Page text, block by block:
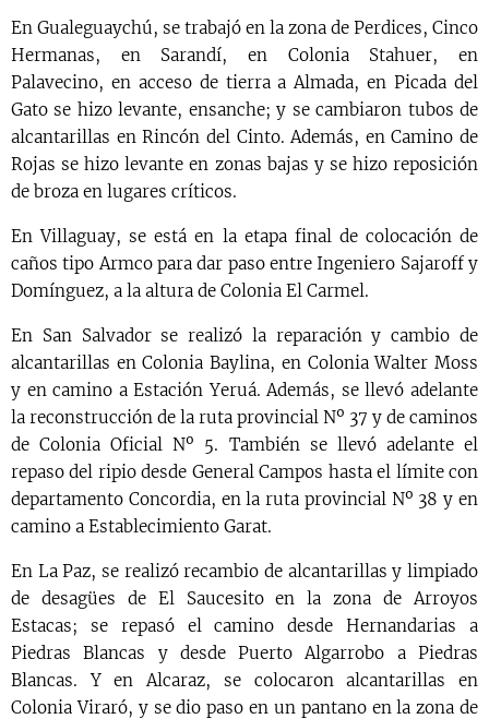
En Gualeguaychú, se trabajó en la zona de Perdices, Cinco
Hermanas, en Sarandí, en Colonia Stahuer, en
Palavecino, en acceso de tierra a Almada, en Picada del
Gato se hizo levante, ensanche; y se cambiaron tubos de
alcantarillas en Rincón del Cinto. Además, en Camino de
Rojas se hizo levante en zonas bajas y se hizo reposición
de broza en lugares críticos.
En Villaguay, se está en la etapa final de colocación de
caños tipo Armco para dar paso entre Ingeniero Sajaroff y
Domínguez, a la altura de Colonia El Carmel.
En San Salvador se realizó la reparación y cambio de
alcantarillas en Colonia Baylina, en Colonia Walter Moss
y en camino a Estación Yeruá. Además, se llevó adelante
la reconstrucción de la ruta provincial Nº 37 y de caminos
de Colonia Oficial Nº 5. También se llevó adelante el
repaso del ripio desde General Campos hasta el límite con
departamento Concordia, en la ruta provincial Nº 38 y en
camino a Establecimiento Garat.
En La Paz, se realizó recambio de alcantarillas y limpiado
de desagües de El Saucesito en la zona de Arroyos
Estacas; se repasó el camino desde Hernandarias a
Piedras Blancas y desde Puerto Algarrobo a Piedras
Blancas. Y en Alcaraz, se colocaron alcantarillas en
Colonia Viraró, y se dio paso en un pantano en la zona de